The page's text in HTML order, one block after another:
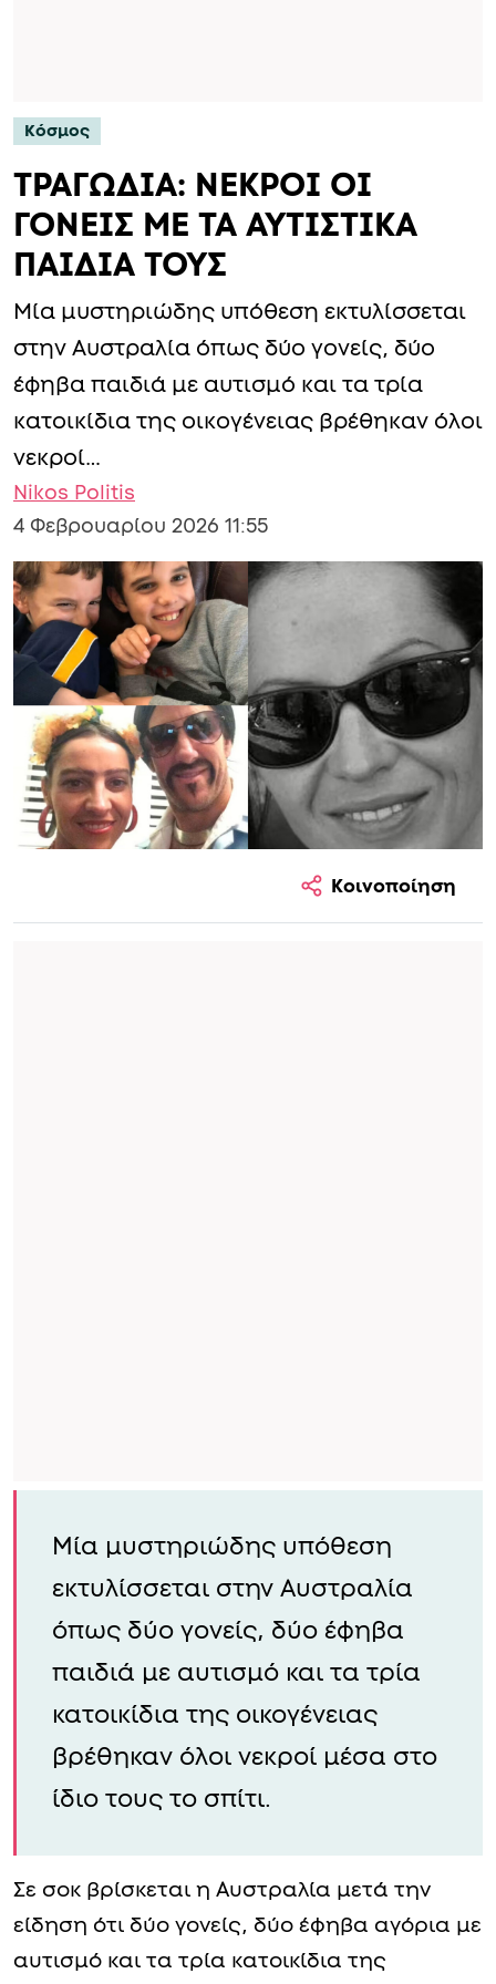
Κόσμος
ΤΡΑΓΩΔΙΑ: ΝΕΚΡΟΙ ΟΙ
ΓΟΝΕΙΣ ΜΕ ΤΑ ΑΥΤΙΣΤΙΚΑ
ΠΑΙΔΙΑ ΤΟΥΣ
Μία μυστηριώδης υπόθεση εκτυλίσσεται
στην Αυστραλία όπως δύο γονείς, δύο
έφηβα παιδιά με αυτισμό και τα τρία
κατοικίδια της οικογένειας βρέθηκαν όλοι
νεκροί…
Nikos Politis
4 Φεβρουαρίου 2026 11:55
Κοινοποίηση
Μία μυστηριώδης υπόθεση
εκτυλίσσεται στην Αυστραλία
όπως δύο γονείς, δύο έφηβα
παιδιά με αυτισμό και τα τρία
κατοικίδια της οικογένειας
βρέθηκαν όλοι νεκροί μέσα στο
ίδιο τους το σπίτι.
Σε σοκ βρίσκεται η Αυστραλία μετά την
είδηση ότι δύο γονείς, δύο έφηβα αγόρια με
αυτισμό και τα τρία κατοικίδια της